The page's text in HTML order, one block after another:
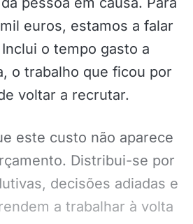
euros, estamos a falar
o tempo gasto a
o trabalho que ficou por
voltar a recrutar.
este custo não aparece
Distribui-se por
decisões adiadas e
a trabalhar à volta